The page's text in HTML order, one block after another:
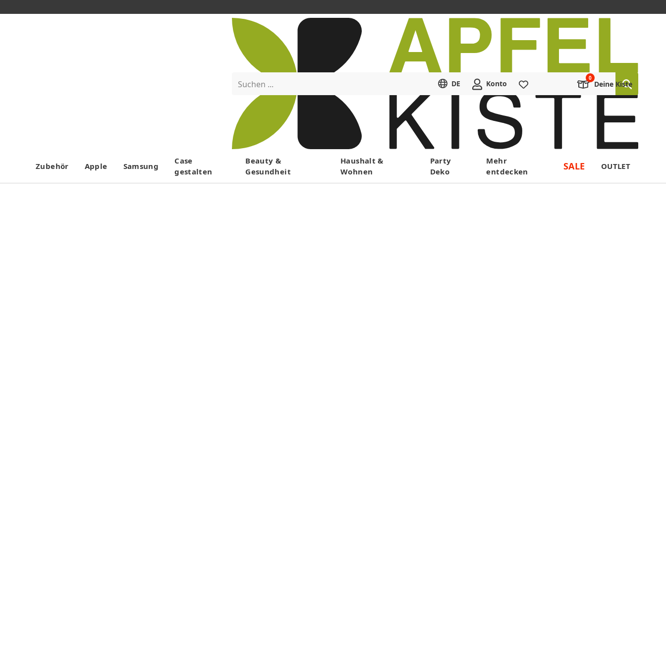
Menü
Suchen ... DE Konto Deine Kiste
Zubehör Apple Samsung
Case
gestalten
Beauty &
Gesundheit
Haushalt &
Wohnen
Party
Deko
Mehr
entdecken
SALE OUTLET